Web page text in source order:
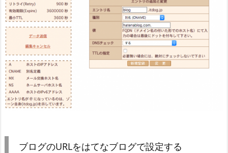
ブログのURLをはてなブログで設定する